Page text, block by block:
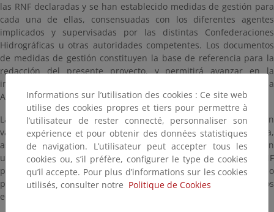
las RNF declaradas y se han establecido medidas de gestión para
cada una de ellas, consensuadas con los diferentes agentes
implicados y supervisadas por las distintas Confederaciones
Hidrográficas u otras autoridades competentes. Los documentos
de medidas de gestión constituyen la base de referencia para la
redacción del presente proyecto, y permitirá avanzar en la
implantación de las medidas que correspondan a la
Administración General del Estado y sus Organismos de cuenca.
La finalidad de estos trabajos es la conservación y la puesta en
valor de las Reservas Naturales Fluviales en la cuenca del Segura,
así como de otros tramos que, sin estar declarados RNF, poseen
un alto valor que es necesario preservar. Por otro lado, las RNF
por su situación inalterada, constituyen un escenario privilegiado
para valorar los impactos causados por el cambio climático en los
ecosistemas fluviales.
Informations sur l’utilisation des cookies : Ce site web
utilise des cookies propres et tiers pour permettre à
l’utilisateur de rester connecté, personnaliser son
expérience et pour obtenir des données statistiques
de navigation. L’utilisateur peut accepter tous les
cookies ou, s’il préfère, configurer le type de cookies
qu’il accepte. Pour plus d’informations sur les cookies
utilisés, consulter notre Politique de Cookies